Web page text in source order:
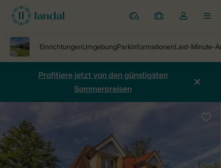
Ferienparks
Meine
Dropdown-
öffnen
Profitiere jetzt von den günstigsten
Sommerpreisen